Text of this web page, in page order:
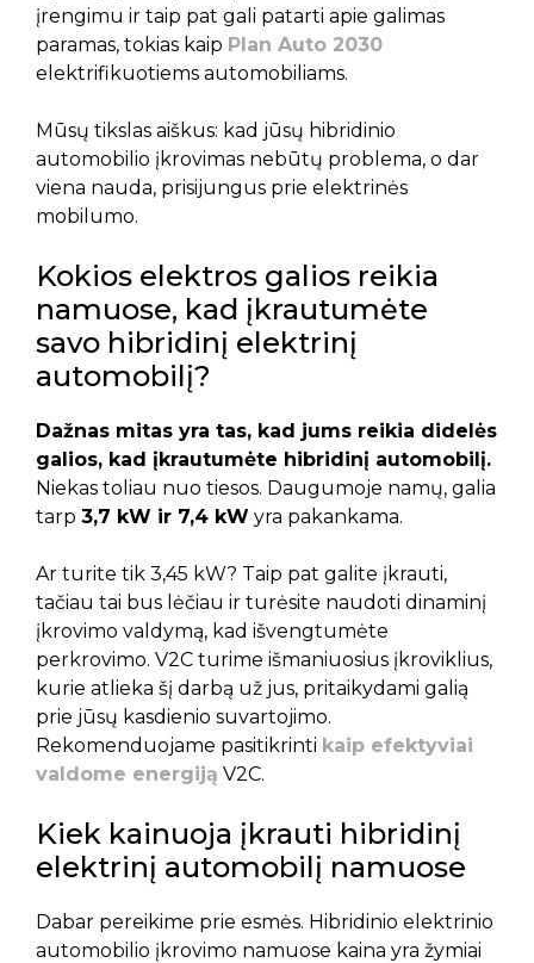
įrengimu ir taip pat gali patarti apie galimas
paramas, tokias kaip Plan Auto 2030
elektrifikuotiems automobiliams.
Mūsų tikslas aiškus: kad jūsų hibridinio
automobilio įkrovimas nebūtų problema, o dar
viena nauda, prisijungus prie elektrinės
mobilumo.
Kokios elektros galios reikia
namuose, kad įkrautumėte
savo hibridinį elektrinį
automobilį?
Dažnas mitas yra tas, kad jums reikia didelės
galios, kad įkrautumėte hibridinį automobilį.
Niekas toliau nuo tiesos. Daugumoje namų, galia
tarp 3,7 kW ir 7,4 kW yra pakankama.
Ar turite tik 3,45 kW? Taip pat galite įkrauti,
tačiau tai bus lėčiau ir turėsite naudoti dinaminį
įkrovimo valdymą, kad išvengtumėte
perkrovimo. V2C turime išmaniuosius įkroviklius,
kurie atlieka šį darbą už jus, pritaikydami galią
prie jūsų kasdienio suvartojimo.
Rekomenduojame pasitikrinti kaip efektyviai
valdome energiją V2C.
Kiek kainuoja įkrauti hibridinį
elektrinį automobilį namuose
Dabar pereikime prie esmės. Hibridinio elektrinio
automobilio įkrovimo namuose kaina yra žymiai